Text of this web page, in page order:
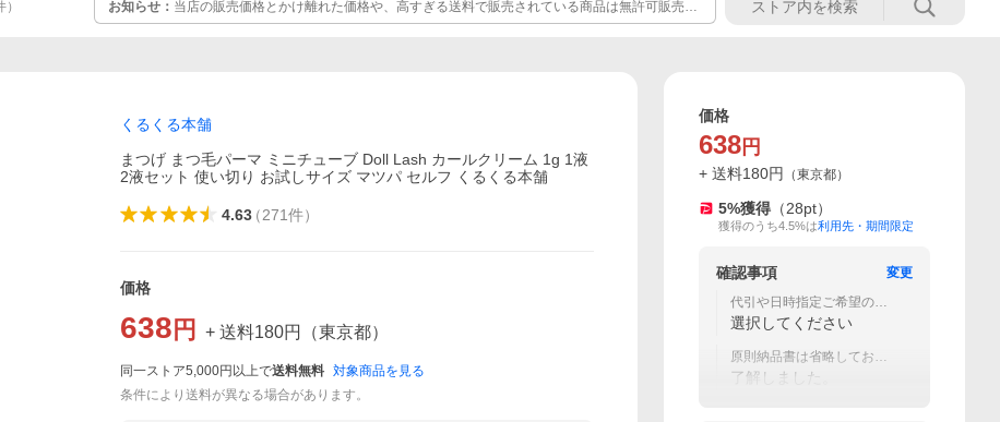
） お知らせ： 当店の販売価格とかけ離れた価格や、高すぎる送料で販売されている商品は無許可販売品
です。 正規の仕入れではなく品質の保障は出来かねますので、そのような商品は購入・使用されませ
くるくる本舗
まつげ まつ毛パーマ ミニチューブ Doll Lash カールクリーム 1g 1液
2液セット 使い切り お試しサイズ マツパ セルフ くるくる本舗
4.63（271件）
価格
638 円 + 送料180円 （東京都）
同一ストア5,000円以上で送料無料 対象商品を見る
条件により送料が異なる場合があります。
価格
638 円
+ 送料180円 （東京都）
5%獲得 （28pt）
獲得のうち4.5%は利用先・期間限定
確認事項
変更
代引や日時指定ご希望の場
合は宅急便をお選びくださ
い。
選択してください
原則納品書は省略しており
ます。
了解しました。